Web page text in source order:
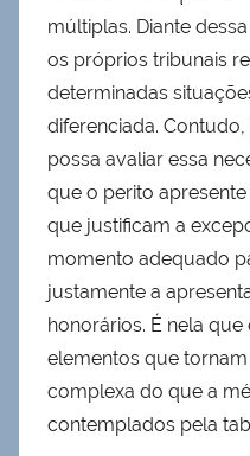
múltiplas. Diante
os próprios tribunais
determinadas
diferenciada.
possa avaliar essa
que o perito
que justificam a
momento adequado
justamente a
honorários. É nela
elementos que
complexa do que a
contemplados pela